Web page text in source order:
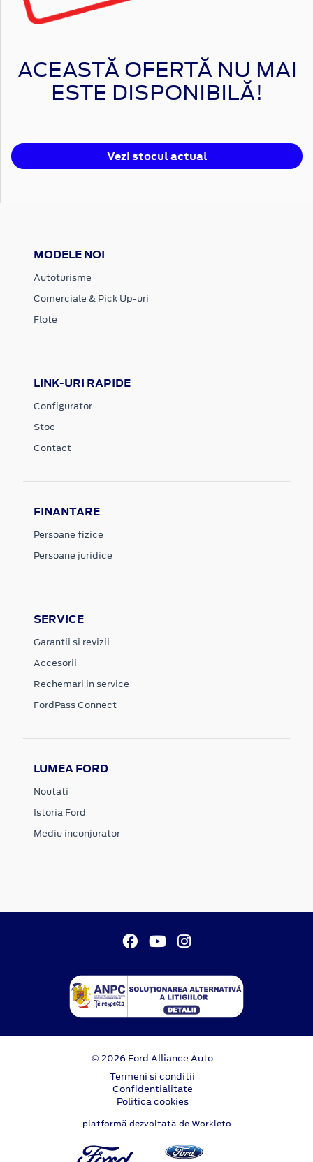
ACEASTĂ OFERTĂ NU MAI
ESTE DISPONIBILĂ!
Vezi stocul actual
MODELE NOI
Autoturisme
Comerciale & Pick Up-uri
Flote
LINK-URI RAPIDE
Configurator
Stoc
Contact
FINANTARE
Persoane fizice
Persoane juridice
SERVICE
Garantii si revizii
Accesorii
Rechemari in service
FordPass Connect
LUMEA FORD
Noutati
Istoria Ford
Mediu inconjurator
© 2026 Ford Alliance Auto
Termeni si conditii
Confidentialitate
Politica cookies
platformă dezvoltată de Workleto